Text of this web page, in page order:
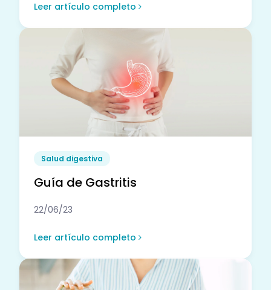
Leer artículo completo
Salud digestiva
Guía de Gastritis
22/06/23
Leer artículo completo